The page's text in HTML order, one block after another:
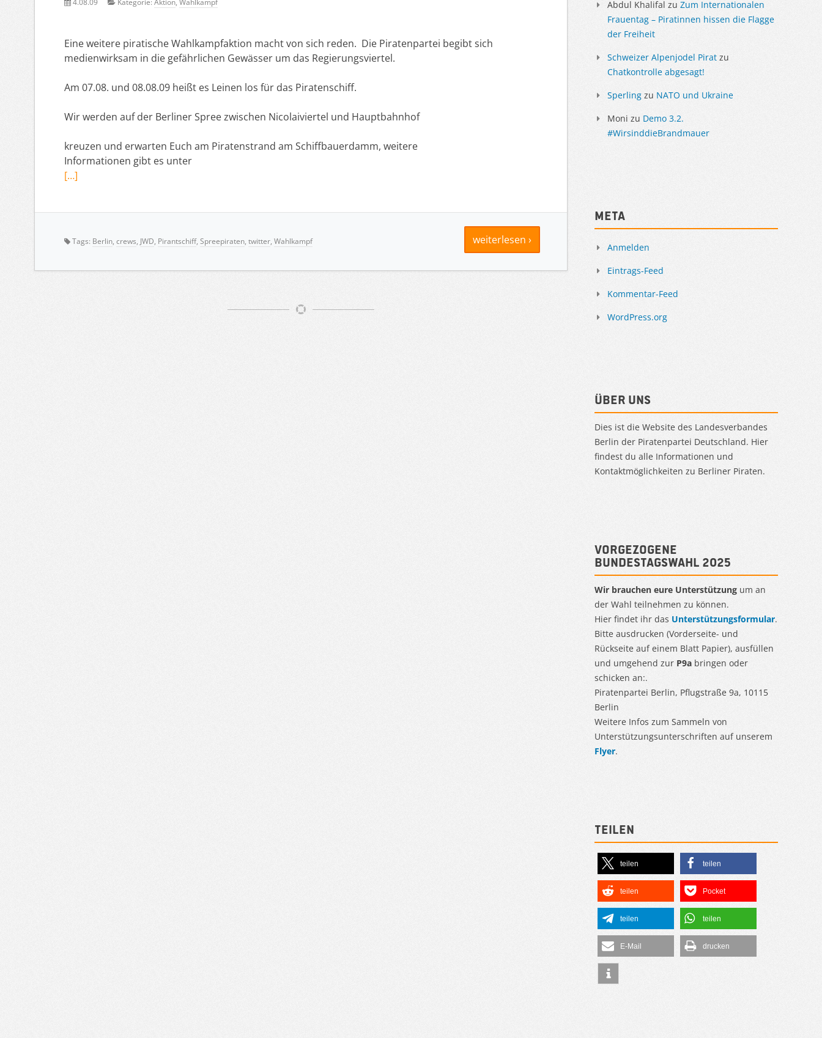
4.08.09 Kategorie: Aktion, Wahlkampf
Eine weitere piratische Wahlkampfaktion macht von sich reden. Die Piratenpartei begibt sich
medienwirksam in die gefährlichen Gewässer um das Regierungsviertel.
Am 07.08. und 08.08.09 heißt es Leinen los für das Piratenschiff.
Wir werden auf der Berliner Spree zwischen Nicolaiviertel und Hauptbahnhof
kreuzen und erwarten Euch am Piratenstrand am Schiffbauerdamm, weitere
Informationen gibt es unter
[…]
weiterlesen ›
Tags: Berlin, crews, JWD, Pirantschiff, Spreepiraten, twitter, Wahlkampf
Abdul Khalifal zu Zum Internationalen
Frauentag – Piratinnen hissen die Flagge
der Freiheit
Schweizer Alpenjodel Pirat zu
Chatkontrolle abgesagt!
Sperling zu NATO und Ukraine
Moni zu Demo 3.2.
#WirsinddieBrandmauer
Meta
Anmelden
Eintrags-Feed
Kommentar-Feed
WordPress.org
Über uns
Dies ist die Website des Landesverbandes
Berlin der Piratenpartei Deutschland. Hier
findest du alle Informationen und
Kontaktmöglichkeiten zu Berliner Piraten.
Vorgezogene
Bundestagswahl 2025
Wir brauchen eure Unterstützung um an
der Wahl teilnehmen zu können.
Hier findet ihr das Unterstützungsformular.
Bitte ausdrucken (Vorderseite- und
Rückseite auf einem Blatt Papier), ausfüllen
und umgehend zur P9a bringen oder
schicken an:.
Piratenpartei Berlin, Pflugstraße 9a, 10115
Berlin
Weitere Infos zum Sammeln von
Unterstützungsunterschriften auf unserem
Flyer.
Teilen
teilen teilen
teilen Pocket
teilen teilen
E-Mail drucken